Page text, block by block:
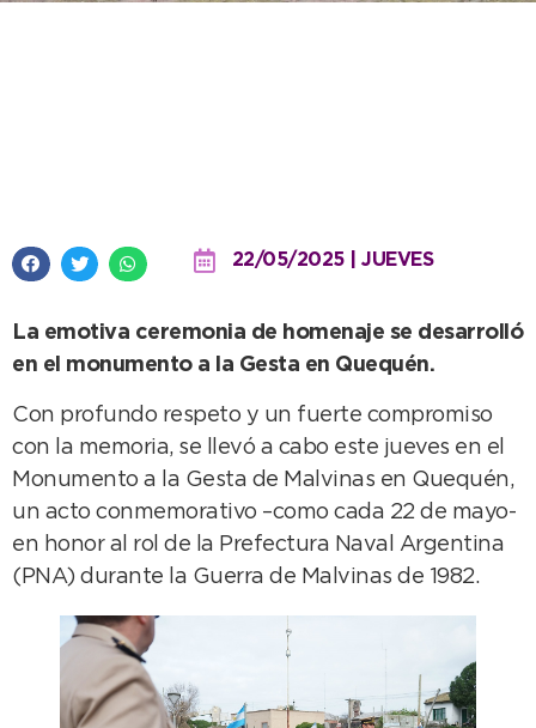
22/05/2025 | JUEVES
La emotiva ceremonia de homenaje se desarrolló
en el monumento a la Gesta en Quequén.
Con profundo respeto y un fuerte compromiso
con la memoria, se llevó a cabo este jueves en el
Monumento a la Gesta de Malvinas en Quequén,
un acto conmemorativo –como cada 22 de mayo-
en honor al rol de la Prefectura Naval Argentina
(PNA) durante la Guerra de Malvinas de 1982.